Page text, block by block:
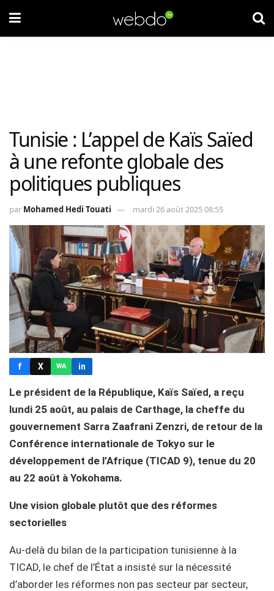
Tunisie : L’appel de Kaïs Saïed
à une refonte globale des
politiques publiques
par Mohamed Hedi Touati mardi 26 août 2025 08:55
f X WA in
Le président de la République, Kaïs Saïed, a reçu
lundi 25 août, au palais de Carthage, la cheffe du
gouvernement Sarra Zaafrani Zenzri, de retour de la
Conférence internationale de Tokyo sur le
développement de l’Afrique (TICAD 9), tenue du 20
au 22 août à Yokohama.
Une vision globale plutôt que des réformes
sectorielles
Au-delà du bilan de la participation tunisienne à la
TICAD, le chef de l’État a insisté sur la nécessité
d’aborder les réformes non pas secteur par secteur,